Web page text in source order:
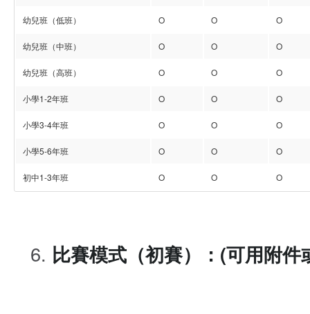
幼兒班（低班） O O O
幼兒班（中班） O O O
幼兒班（高班） O O O
小學1-2年班 O O O
小學3-4年班 O O O
小學5-6年班 O O O
初中1-3年班 O O O
比賽模式（初賽）：(可用附件